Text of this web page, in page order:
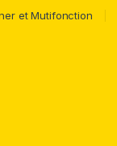
et Mutifonction